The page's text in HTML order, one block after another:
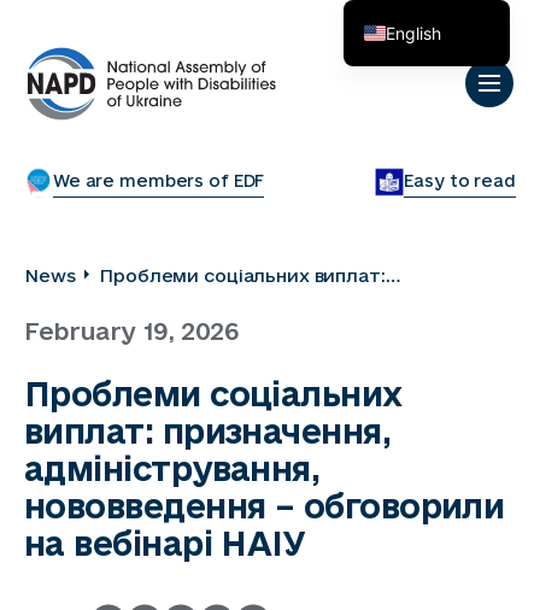
We are members of EDF Easy to read
News
Проблеми соціальних виплат:
нововведення – обговорили на вебінарі
February 19, 2026
Проблеми соціальних
виплат: призначення,
адміністрування,
нововведення – обговорили
на вебінарі НАІУ
English
Українська